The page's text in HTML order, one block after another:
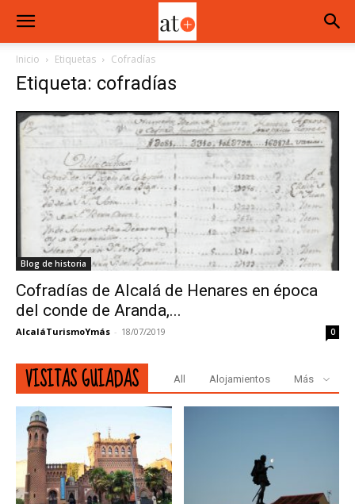
Inicio Etiquetas Cofradías
Etiqueta: cofradías
Blog de historia
Cofradías de Alcalá de Henares en época
del conde de Aranda,...
AlcaláTurismoYmás - 18/07/2019 0
VISITAS GUIADAS All Alojamientos Más